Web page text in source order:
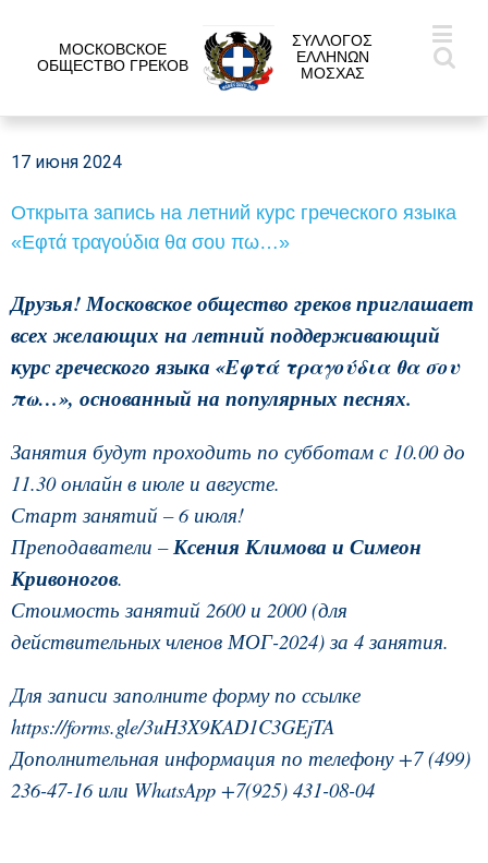
МОСКОВСКОЕ
ОБЩЕСТВО ГРЕКОВ
ΣΥΛΛΟΓΟΣ
ΕΛΛΗΝΩΝ
ΜΟΣΧΑΣ
17 июня 2024
Открыта запись на летний курс греческого языка
«Εφτά τραγούδια θα σου πω…»
Друзья!Московское общество греков приглашает
всех желающих на летний поддерживающий
курс греческого языка «Εφτά τραγούδια θα σου
πω…», основанный на популярных песнях.
Занятия будут проходить по субботам с 10.00 до
11.30 онлайн в июле и августе.
Старт занятий – 6 июля!
Преподаватели –Ксения Климова и Симеон
Кривоногов.
Стоимость занятий 2600 и 2000 (для
действительных членов МОГ-2024) за 4 занятия.
Для записи заполните форму по ссылке
https://forms.gle/3uH3X9KAD1C3GEjTA
Дополнительная информация по телефону +7 (499)
236-47-16 или WhatsApp +7(925) 431-08-04